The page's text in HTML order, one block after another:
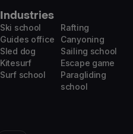
Industries
Rafting
Canyoning
Sailing school
Escape game
Paragliding
school
Ski school
Guides office
Sled dog
Kitesurf
Surf school